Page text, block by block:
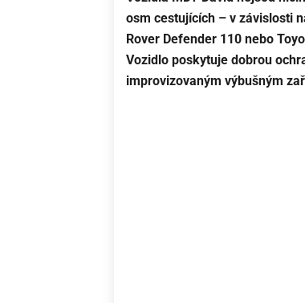
osm cestujících – v závislosti
Rover Defender 110 nebo
Vozidlo poskytuje dobrou
improvizovaným výbušným